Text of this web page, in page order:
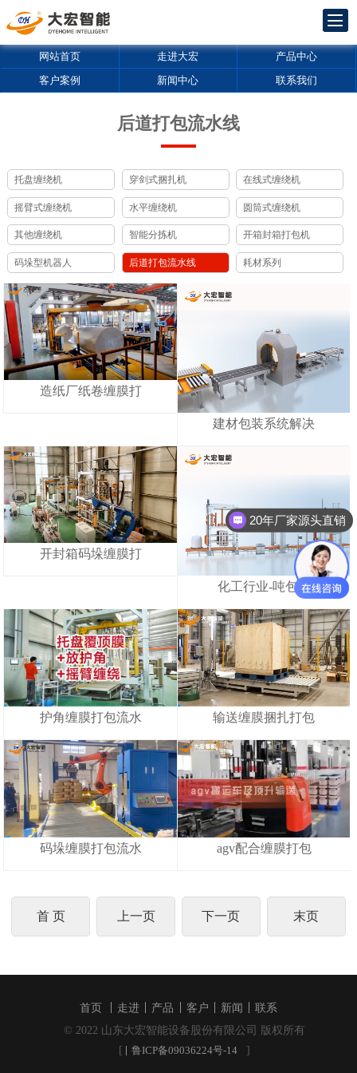
网站首页 走进大宏 产品中心
客户案例 新闻中心 联系我们
后道打包流水线
托盘缠绕机 穿剑式捆扎机 在线式缠绕机
摇臂式缠绕机 水平缠绕机 圆筒式缠绕机
其他缠绕机 智能分拣机 开箱封箱打包机
码垛型机器人 后道打包流水线 耗材系列
造纸厂纸卷缠膜打
建材包装系统解决
开封箱码垛缠膜打
化工行业-吨包打
护角缠膜打包流水 输送缠膜捆扎打包
码垛缠膜打包流水 agv配合缠膜打包
首 页 上一页 下一页 末页
首页 走进 产品 客户 新闻
联系
© 2022 山东大宏智能设备股份有限公司 版权所有
[
鲁ICP备09036224号-14 ]
20年厂家源头直销